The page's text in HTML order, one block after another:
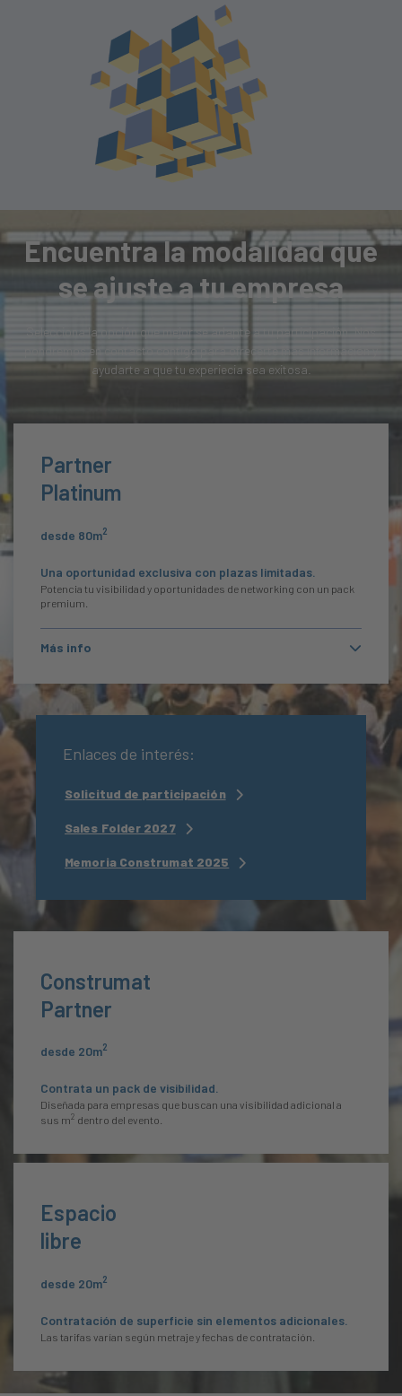
Encuentra la modalidad que
se ajuste a tu empresa
Selecciona la opción que mejor se adapte a tu participación. Nos
pondremos en contacto contigo para ofrecerte más información y
ayudarte a que tu experiecia sea exitosa.
Partner
Platinum
desde 80m2
Una oportunidad exclusiva con plazas limitadas.
Potencia tu visibilidad y oportunidades de networking con un pack
premium.
Más info
Enlaces de interés:
Solicitud de participación
Sales Folder 2027
Memoria Construmat 2025
Construmat
Partner
desde 20m2
Contrata un pack de visibilidad.
Diseñada para empresas que buscan una visibilidad adicional a
sus m2 dentro del evento.
Espacio
libre
desde 20m2
Contratación de superficie sin elementos adicionales.
Las tarifas varían según metraje y fechas de contratación.